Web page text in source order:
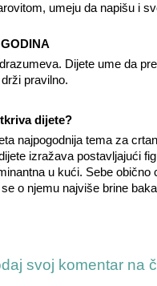
umeju da napišu i
Dijete ume da
pravilno.
dijete?
najpogodnija tema za
izražava postavljajući
u kući. Sebe
o njemu najviše brine
svoj komentar na